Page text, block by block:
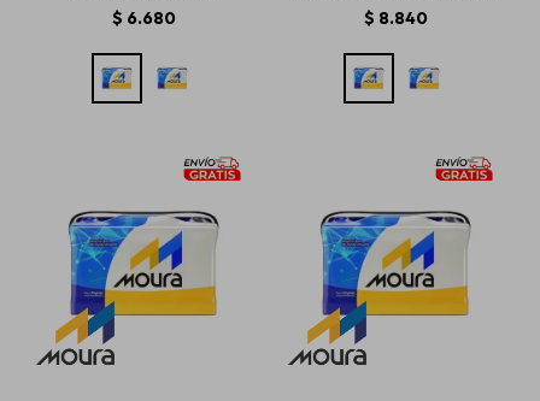
$ 6.680 $ 8.840